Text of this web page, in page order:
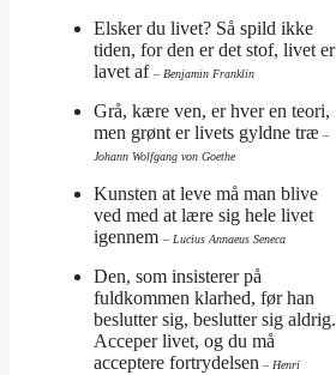
Elsker du livet? Så spild ikke
tiden, for den er det stof, livet er
lavet af – Benjamin Franklin
Grå, kære ven, er hver en teori,
men grønt er livets gyldne træ –
Johann Wolfgang von Goethe
Kunsten at leve må man blive
ved med at lære sig hele livet
igennem – Lucius Annaeus Seneca
Den, som insisterer på
fuldkommen klarhed, før han
beslutter sig, beslutter sig aldrig.
Acceper livet, og du må
acceptere fortrydelsen – Henri